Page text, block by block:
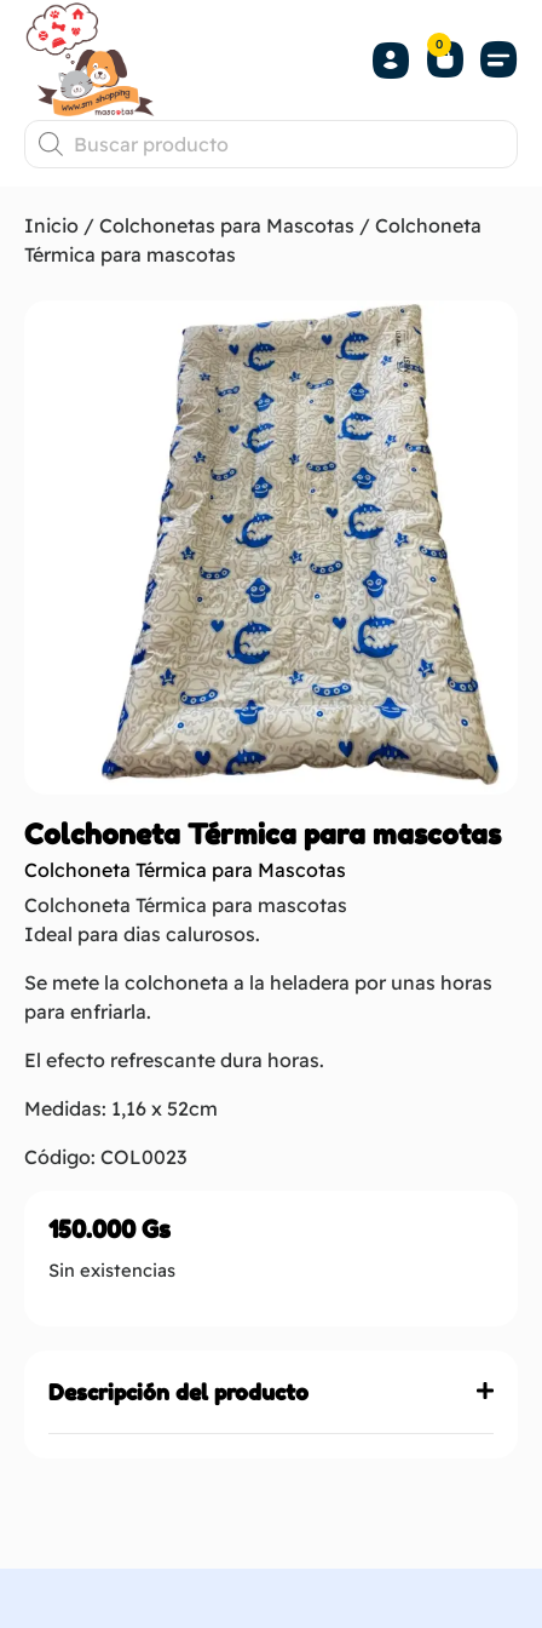
0
Inicio / Colchonetas para Mascotas / Colchoneta
Térmica para mascotas
Colchoneta Térmica para mascotas
Colchoneta Térmica para Mascotas
Colchoneta Térmica para mascotas
Ideal para dias calurosos.
Se mete la colchoneta a la heladera por unas horas
para enfriarla.
El efecto refrescante dura horas.
Medidas: 1,16 x 52cm
Código: COL0023
150.000Gs
Sin existencias
Descripción del producto